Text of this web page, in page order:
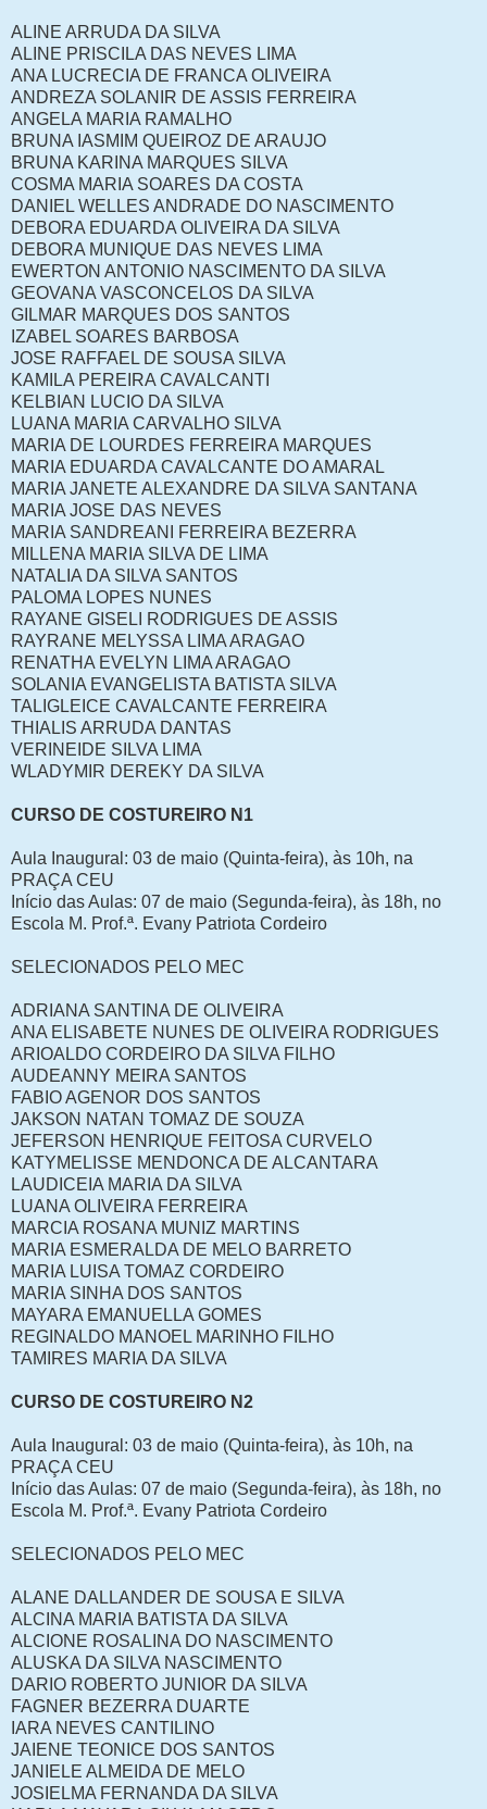
ALINE ARRUDA DA SILVA
ALINE PRISCILA DAS NEVES LIMA
ANA LUCRECIA DE FRANCA OLIVEIRA
ANDREZA SOLANIR DE ASSIS FERREIRA
ANGELA MARIA RAMALHO
BRUNA IASMIM QUEIROZ DE ARAUJO
BRUNA KARINA MARQUES SILVA
COSMA MARIA SOARES DA COSTA
DANIEL WELLES ANDRADE DO NASCIMENTO
DEBORA EDUARDA OLIVEIRA DA SILVA
DEBORA MUNIQUE DAS NEVES LIMA
EWERTON ANTONIO NASCIMENTO DA SILVA
GEOVANA VASCONCELOS DA SILVA
GILMAR MARQUES DOS SANTOS
IZABEL SOARES BARBOSA
JOSE RAFFAEL DE SOUSA SILVA
KAMILA PEREIRA CAVALCANTI
KELBIAN LUCIO DA SILVA
LUANA MARIA CARVALHO SILVA
MARIA DE LOURDES FERREIRA MARQUES
MARIA EDUARDA CAVALCANTE DO AMARAL
MARIA JANETE ALEXANDRE DA SILVA SANTANA
MARIA JOSE DAS NEVES
MARIA SANDREANI FERREIRA BEZERRA
MILLENA MARIA SILVA DE LIMA
NATALIA DA SILVA SANTOS
PALOMA LOPES NUNES
RAYANE GISELI RODRIGUES DE ASSIS
RAYRANE MELYSSA LIMA ARAGAO
RENATHA EVELYN LIMA ARAGAO
SOLANIA EVANGELISTA BATISTA SILVA
TALIGLEICE CAVALCANTE FERREIRA
THIALIS ARRUDA DANTAS
VERINEIDE SILVA LIMA
WLADYMIR DEREKY DA SILVA
CURSO DE COSTUREIRO N1
Aula Inaugural: 03 de maio (Quinta-feira), às 10h, na
PRAÇA CEU
Início das Aulas: 07 de maio (Segunda-feira), às 18h, no
Escola M. Prof.ª. Evany Patriota Cordeiro
SELECIONADOS PELO MEC
ADRIANA SANTINA DE OLIVEIRA
ANA ELISABETE NUNES DE OLIVEIRA RODRIGUES
ARIOALDO CORDEIRO DA SILVA FILHO
AUDEANNY MEIRA SANTOS
FABIO AGENOR DOS SANTOS
JAKSON NATAN TOMAZ DE SOUZA
JEFERSON HENRIQUE FEITOSA CURVELO
KATYMELISSE MENDONCA DE ALCANTARA
LAUDICEIA MARIA DA SILVA
LUANA OLIVEIRA FERREIRA
MARCIA ROSANA MUNIZ MARTINS
MARIA ESMERALDA DE MELO BARRETO
MARIA LUISA TOMAZ CORDEIRO
MARIA SINHA DOS SANTOS
MAYARA EMANUELLA GOMES
REGINALDO MANOEL MARINHO FILHO
TAMIRES MARIA DA SILVA
CURSO DE COSTUREIRO N2
Aula Inaugural: 03 de maio (Quinta-feira), às 10h, na
PRAÇA CEU
Início das Aulas: 07 de maio (Segunda-feira), às 18h, no
Escola M. Prof.ª. Evany Patriota Cordeiro
SELECIONADOS PELO MEC
ALANE DALLANDER DE SOUSA E SILVA
ALCINA MARIA BATISTA DA SILVA
ALCIONE ROSALINA DO NASCIMENTO
ALUSKA DA SILVA NASCIMENTO
DARIO ROBERTO JUNIOR DA SILVA
FAGNER BEZERRA DUARTE
IARA NEVES CANTILINO
JAIENE TEONICE DOS SANTOS
JANIELE ALMEIDA DE MELO
JOSIELMA FERNANDA DA SILVA